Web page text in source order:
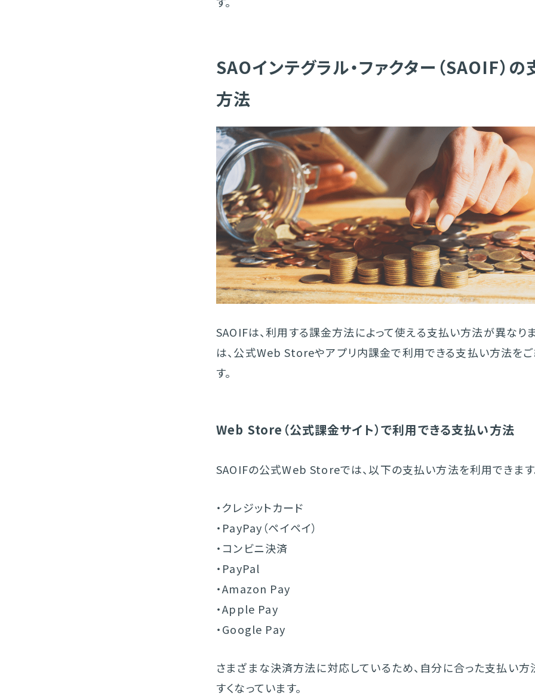
SAOインテグラル・ファクター（SAOIF）
方法
SAOIFは、利用する課金方法によって使える支払い方法が異なり
は、公式Web Storeやアプリ内課金で利用できる支払い方法を
す。
Web Store（公式課金サイト）で利用できる支払い方法
SAOIFの公式Web Storeでは、以下の支払い方法を利用できます
・クレジットカード
・PayPay（ペイペイ）
・コンビニ決済
・PayPal
・Amazon Pay
・Apple Pay
・Google Pay
さまざまな決済方法に対応しているため、自分に合った支払い
すくなっています。